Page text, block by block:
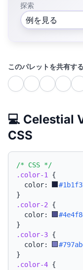
探索
例を見る
このパレットを共有す
💻 Celestial
CSS
/* CSS */
.color-1
{
  color:
}
.color-2 {
  color:
}
.color-3 {
  color:
}
.color-4 {